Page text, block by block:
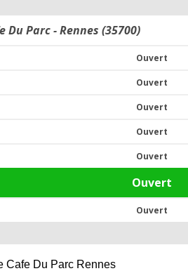
Du Parc - Rennes (35700)
Ouvert
Ouvert
Ouvert
Ouvert
Ouvert
Ouvert
Ouvert
Cafe Du Parc Rennes